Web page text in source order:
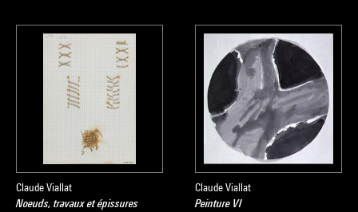
Claude Viallat
Noeuds, travaux et épissures
Claude Viallat
Peinture VI